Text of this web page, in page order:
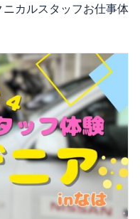
カルスタッフお仕事体